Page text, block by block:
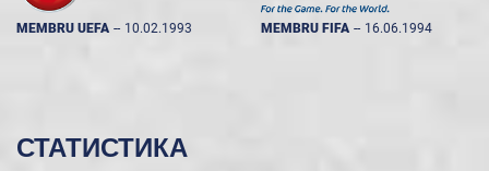
MEMBRU UEFA -- 10.02.1993 MEMBRU FIFA -- 16.06.1994
СТАТИСТИКА